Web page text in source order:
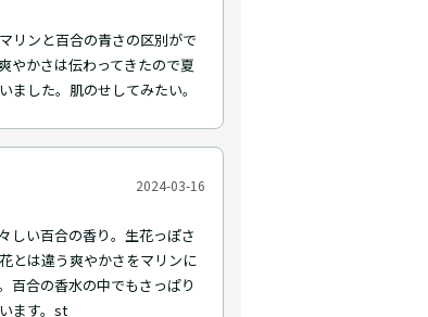
リンと百合の青さの区別がで
やかさは伝わってきたので夏
ました。肌のせしてみたい。
2024-03-16
しい百合の香り。生花っぽさ
とは違う爽やかさをマリンに
百合の香水の中でもさっぱり
ます。st